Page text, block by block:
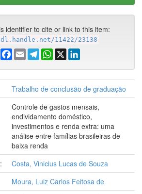
identifier to cite or link to this item:
11422/23138
ShareFacebook
EmailTelegramWhatsApp
X
Trabalho de conclusão de graduação
Controle de gastos mensais,
endividamento doméstico,
investimentos e renda extra: uma
análise entre famílias brasileiras de
baixa renda
Costa, Vinicius Lucas de Souza
Moura, Luiz Carlos Feitosa de